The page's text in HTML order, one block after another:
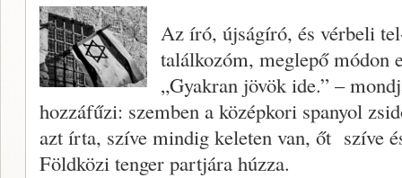
Az író, újságíró, és vérbeli
találkozóm, meglepő módon
„Gyakran jövök ide.” –
hozzáfűzi: szemben a középkori spanyol
azt írta, szíve mindig keleten van, őt szíve
Földközi tenger partjára húzza.